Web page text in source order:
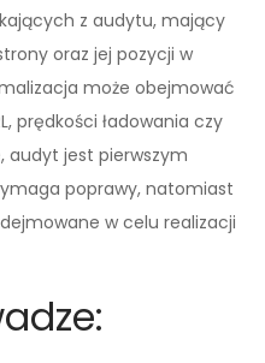
z audytu, mający
oraz jej pozycji w
może obejmować
prędkości ładowania czy
audyt jest pierwszym
poprawy, natomiast
w celu realizacji